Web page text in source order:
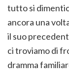
tutto si
ancora una
il suo
ci troviamo di
dramma